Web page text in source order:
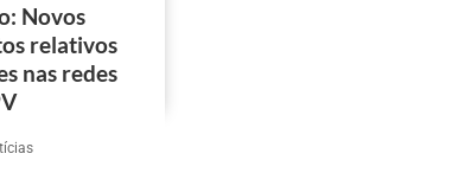
Novos
relativos
nas redes